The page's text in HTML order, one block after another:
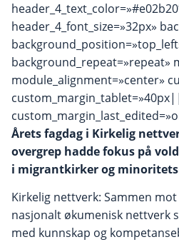
header_4_font_size=»32px»
background_repeat=»repeat»
module_alignment=»center»
Årets fagdag i Kirkelig
overgrep hadde fokus på
i migrantkirker og
Kirkelig nettverk: Sammen
nasjonalt økumenisk nettverk
med kunnskap og